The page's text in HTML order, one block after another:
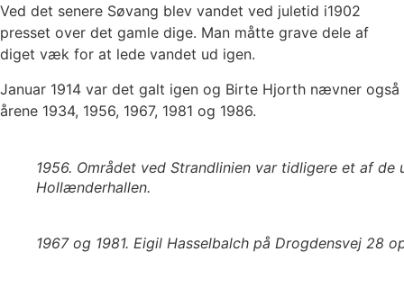
Ved det senere Søvang blev vandet ved juletid i1902
presset over det gamle dige. Man måtte grave dele af
diget væk for at lede vandet ud igen.
Januar 1914 var det galt igen og Birte Hjorth nævner også
årene 1934, 1956, 1967, 1981 og 1986.
1956. Området ved Strandlinien var tidligere et af
Hollænderhallen.
1967 og 1981. Eigil Hasselbalch på Drogdensvej 28